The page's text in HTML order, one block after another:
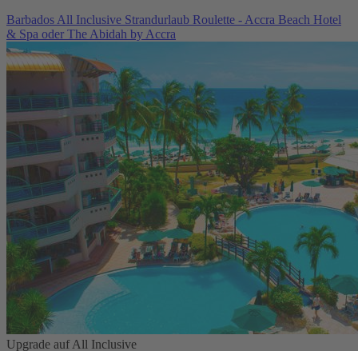
Barbados All Inclusive Strandurlaub Roulette - Accra Beach Hotel
& Spa oder The Abidah by Accra
Upgrade auf All Inclusive